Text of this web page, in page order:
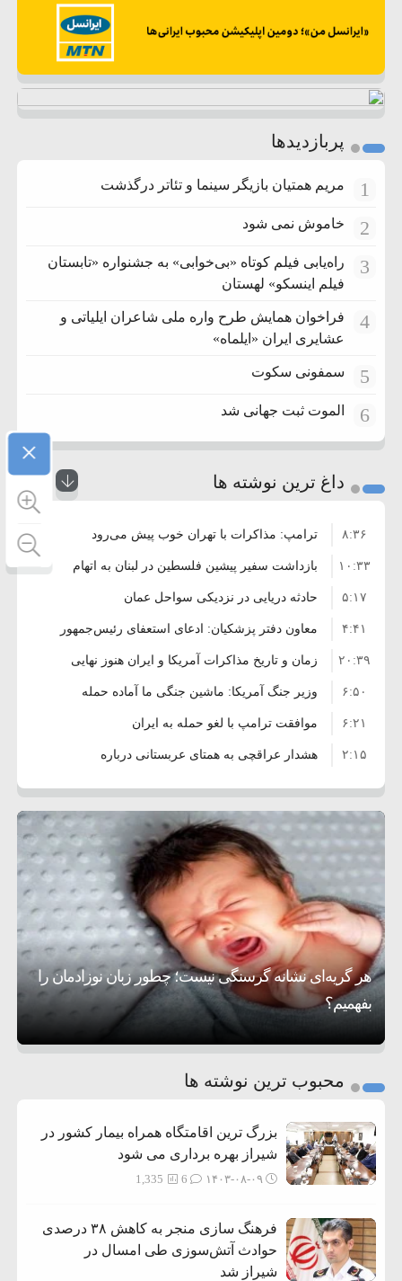
پربازدیدها
1 مریم همتیان بازیگر سینما و تئاتر درگذشت
2 خاموش نمی شود
3
راه‌یابی فیلم کوتاه «بی‌خوابی» به جشنواره «تابستان
فیلم اینسکو» لهستان
4
فراخوان همایش طرح واره ملی شاعران ایلیاتی و
عشایری ایران «ایلماه»
5 سمفونی سکوت
6 الموت ثبت جهانی شد
داغ ترین نوشته ها
ترامپ: مذاکرات با تهران خوب پیش می‌رود ۸:۳۶
بازداشت سفیر پیشین فلسطین در لبنان به اتهام
فساد و اختلاس اموال
۱۰:۳۳
حادثه دریایی در نزدیکی سواحل عمان ۵:۱۷
معاون دفتر پزشکیان: ادعای استعفای رئیس‌جمهور
واهی و کذب محض است
۴:۴۱
زمان و تاریخ مذاکرات آمریکا و ایران هنوز نهایی
نشده است
۲۰:۳۹
وزیر جنگ آمریکا: ماشین جنگی ما آماده حمله
نظامی علیه ایران است
۶:۵۰
موافقت ترامپ با لغو حمله به ایران ۶:۲۱
هشدار عراقچی به همتای عربستانی درباره
همراهی با آمریکا
۲:۱۵
مقام ارشد امنیتی: برنامه گسترده‌ای برای پاسخ به
دیوانگی آمریکا داریم
۷:۱۰
ترامپ دستور حملات جدید علیه ایران را صادر کرد ۵:۴۵
سپاه: دو نفتکش متخلف مورد اصابت قرار گرفته
و متوقف شدند
۱۲:۵۹
ترامپ مدعی توافق تاریخی برای خلع سلاح کامل
حماس شد
اعتراض عراقچی به همتای بلغارستانی به دلیل
کمک به آمریکا در حملات به ایران
۱۶:۱۹
کشورهایی که به متجاوزان کمک می کنند پاسخ
سختی خواهند گرفت
۱۰:۱۵
سنتکام پایان تجاوز جدید به ایران را اعلام کرد ۶:۰۵
هر گریه‌ای نشانه گرسنگی نیست؛ چطور زبان نوزادمان را
بفهمیم؟
تغذیه پدر می‌تواند بر سلامت نوزاد تأثیر بگذارد
روی دیگر زندگی
3
محبوب ترین نوشته ها
بزرگ ترین اقامتگاه همراه بیمار کشور در
شیراز بهره برداری می شود
۱۴۰۳-۰۸-۰۹ 1,335
فرهنگ سازی منجر به کاهش ۳۸ درصدی
حوادث آتش‌سوزی طی امسال در
شیراز شد
×